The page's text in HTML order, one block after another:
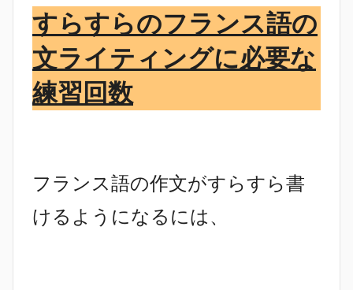
すらすらのフランス語の
文ライティングに必要な
練習回数
フランス語の作文がすらすら書
けるようになるには、